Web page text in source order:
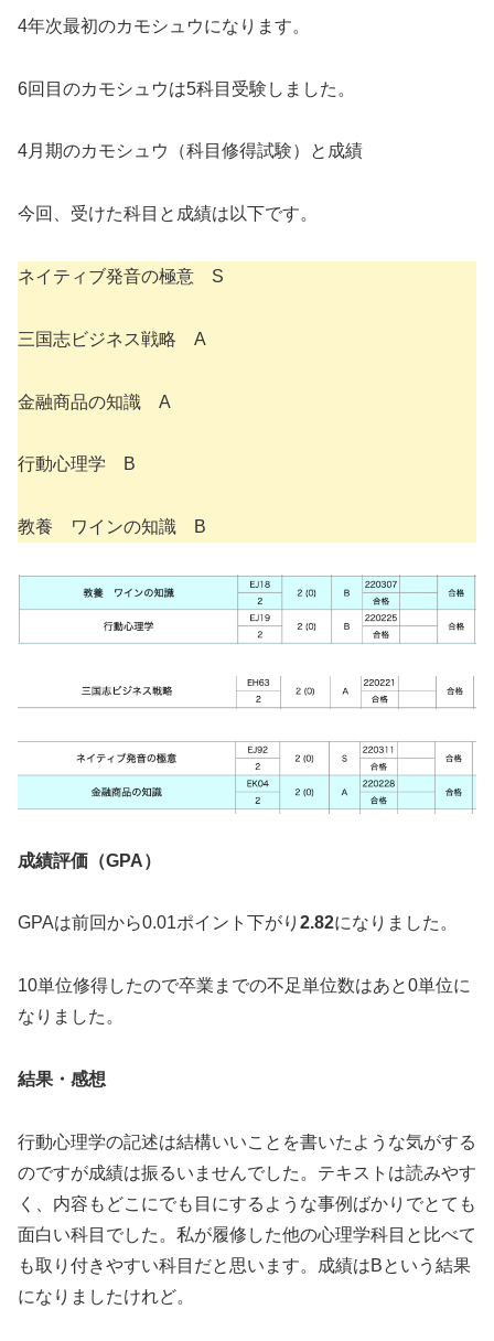
4年次最初のカモシュウになります。
6回目のカモシュウは5科目受験しました。
4月期のカモシュウ（科目修得試験）と成績
今回、受けた科目と成績は以下です。
ネイティブ発音の極意 S
三国志ビジネス戦略 A
金融商品の知識 A
行動心理学 B
教養 ワインの知識 B
成績評価（GPA）
GPAは前回から0.01ポイント下がり 2.82になりました。
10単位修得したので卒業までの不足単位数はあと0単位に
なりました。
結果・感想
行動心理学の記述は結構いいことを書いたような気がする
のですが成績は振るいませんでした。テキストは読みやす
く、内容もどこにでも目にするような事例ばかりでとても
面白い科目でした。私が履修した他の心理学科目と比べて
も取り付きやすい科目だと思います。成績はBという結果
になりましたけれど。